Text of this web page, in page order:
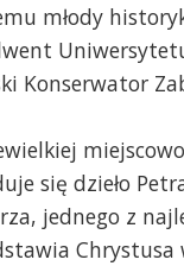
młody
Konserwator
się dzieło
jednego z